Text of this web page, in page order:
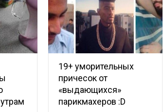
19+ уморительных
причесок от
«выдающихся»
парикмахеров :D